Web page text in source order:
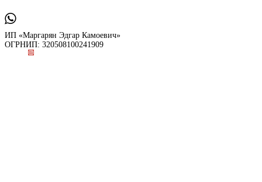
ИП «Маргарян Эдгар Камоевич»
ОГРНИП: 320508100241909